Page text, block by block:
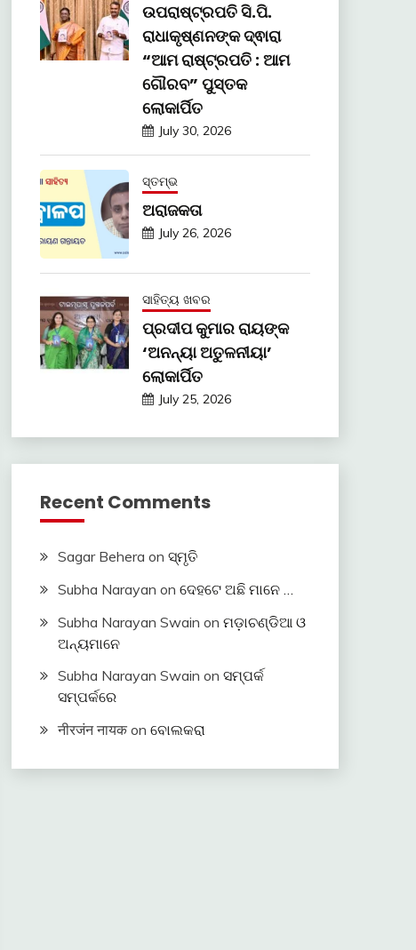
ଉପରାଷ୍ଟ୍ରପତି ସି.ପି.
ରାଧାକୃଷ୍ଣନଙ୍କ ଦ୍ଵାରା
“ଆମ ରାଷ୍ଟ୍ରପତି : ଆମ
ଗୌରବ” ପୁସ୍ତକ
ଲୋକାର୍ପିତ
July 30, 2026
ସ୍ତମ୍ଭ
ଅରାଜକତା
July 26, 2026
ସାହିତ୍ୟ ଖବର
ପ୍ରଦୀପ କୁମାର ରାୟଙ୍କ
‘ଅନନ୍ୟା ଅତୁଳନୀୟା’
ଲୋକାର୍ପିତ
July 25, 2026
Recent Comments
Sagar Behera on ସ୍ମୃତି
Subha Narayan on ଦେହଟେ ଅଛି ମାନେ …
Subha Narayan Swain on ମଡ଼ାଚଣ୍ଡିଆ ଓ
ଅନ୍ୟମାନେ
Subha Narayan Swain on ସମ୍ପର୍କ
ସମ୍ପର୍କରେ
नीरजंन नायकon ବୋଲକରା